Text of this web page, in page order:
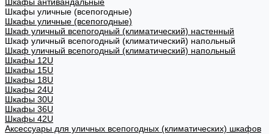
Шкафы уличные (всепогодные)
Шкафы уличные (всепогодные)
Шкаф уличный всепогодный (климатический) настенный
Шкаф уличный всепогодный (климатический) напольный
Шкаф уличный всепогодный (климатический) напольный
Шкафы 12U
Шкафы 15U
Шкафы 18U
Шкафы 24U
Шкафы 30U
Шкафы 36U
Шкафы 42U
Аксессуары для уличных всепогодных (климатических) шкафов